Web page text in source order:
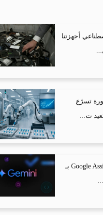
أجهزتنا
تسرّع
ت...
جوجل تستبدل Google Assistant بـ